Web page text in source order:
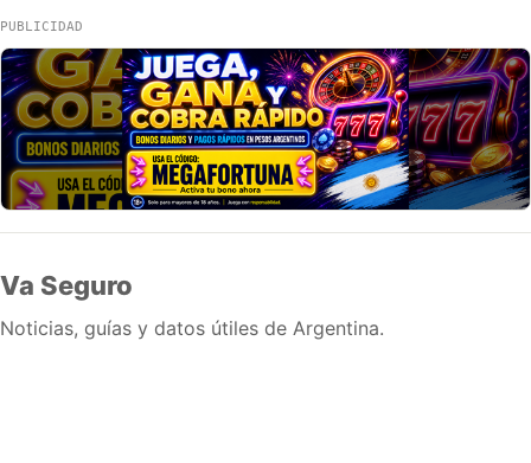
PUBLICIDAD
Va Seguro
Noticias, guías y datos útiles de Argentina.